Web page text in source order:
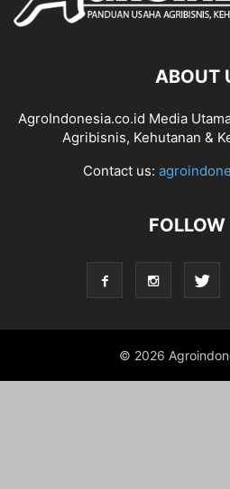
ABOUT
AgroIndonesia.co.id Media
Agribisnis, Kehutanan &
Contact us:
FOLLOW
© 2026